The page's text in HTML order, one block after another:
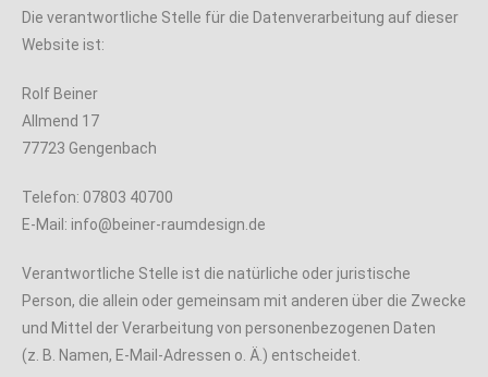
Die verantwortliche Stelle für die Datenverarbeitung auf dieser
Website ist:
Rolf Beiner
Allmend 17
77723 Gengenbach
Telefon: 07803 40700
E-Mail: info@beiner-raumdesign.de
Verantwortliche Stelle ist die natürliche oder juristische
Person, die allein oder gemeinsam mit anderen über die Zwecke
und Mittel der Verarbeitung von personenbezogenen Daten
(z. B. Namen, E-Mail-Adressen o. Ä.) entscheidet.